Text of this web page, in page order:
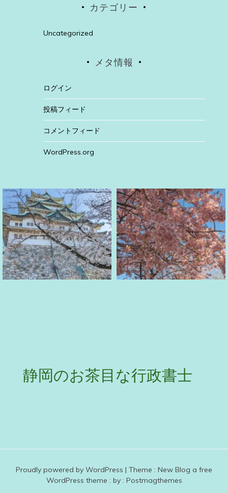
カテゴリー
Uncategorized
メタ情報
ログイン
投稿フィード
コメントフィード
WordPress.org
静岡のお茶目な行政書士
Proudly powered by WordPress | Theme : New Blog a free
WordPress theme : by : Postmagthemes